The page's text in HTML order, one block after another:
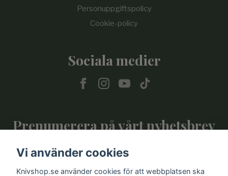
Personuppgiftspolicy
Cookie-policy
Sociala medier
Prenumerera på vårt nyhetsbrev
Vi använder cookies
Knivshop.se använder cookies för att webbplatsen ska